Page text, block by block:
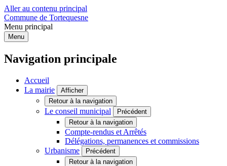
Aller au contenu principal
Commune de Tortequesne
Menu principal
Menu
Navigation principale
Accueil
La mairie
Afficher
Retour à la navigation
Le conseil municipal
Précédent
Retour à la navigation
Compte-rendus et Arrêtés
Délégations, permanences et commissions
Urbanisme
Précédent
Retour à la navigation